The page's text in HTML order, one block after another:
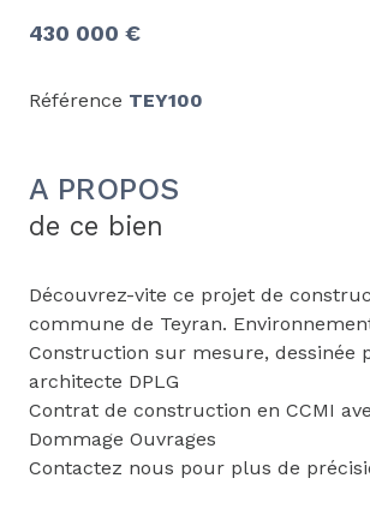
430 000 €
Référence TEY100
A PROPOS
de ce bien
Découvrez-vite ce projet de
commune de Teyran.
Construction sur mesure, dessinée
architecte DPLG
Contrat de construction en CCMI
Dommage Ouvrages
Contactez nous pour plus de